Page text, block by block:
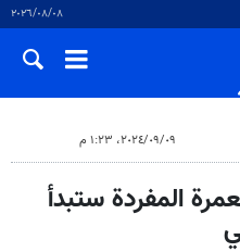
٠٨‏/٠٨‏/٢٠٢٦
٠٩‏/٠٩‏/٢٠٢٤، ١:٢٣ م
المفردة ستبدأ